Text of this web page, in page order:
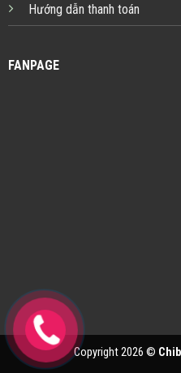
Hướng dẫn thanh toán
FANPAGE
Copyright 2026 ©